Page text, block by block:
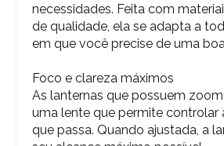
necessidades. Feita com
de qualidade, ela se adapta a
em que você precise de uma
Foco e clareza máximos
As lanternas que possuem
uma lente que permite controlar
que passa. Quando ajustada, a